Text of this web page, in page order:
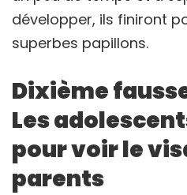
développer, ils finiront
superbes papillons.
Dixième
Les
pour voir le
parents